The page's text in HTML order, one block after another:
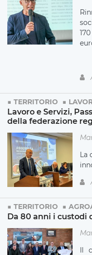
TERRITORIO
Lavoro e Servizi,
della federazione
La
TERRITORIO
Da 80 anni i custodi
Il